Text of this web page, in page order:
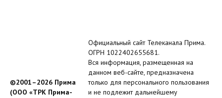
©2001–2026 Прима
(ООО «ТРК Прима-
Официальный сайт Телеканала Прима.
ОГРН 1022402655681.
Вся информация, размещенная на
данном веб-сайте, предназначена
только для персонального пользования
и не подлежит дальнейшему